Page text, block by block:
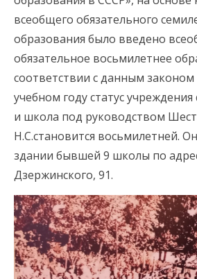
всеобщего обязательного
образования было введено
обязательное восьмилетнее
соответствии с данным законом
учебном году статус
и школа под руководством
Н.С.становится восьмилетней.
здании бывшей 9 школы по
Дзержинского, 91.